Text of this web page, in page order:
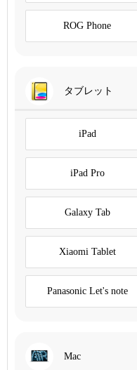
ROG Phone
タブレット
iPad
iPad Pro
Galaxy Tab
Xiaomi Tablet
Panasonic Let's note
Mac